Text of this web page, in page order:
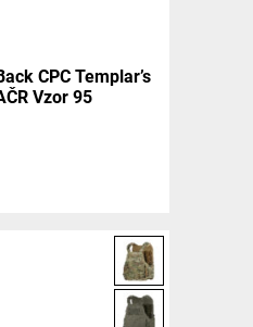
CPC Templar’s
Vzor 95